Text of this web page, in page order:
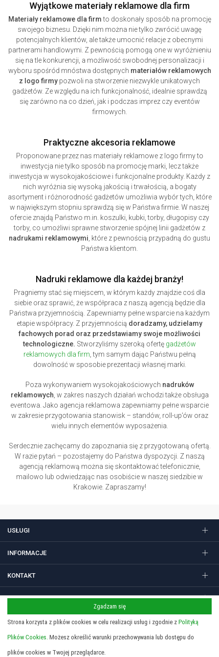
Wyjątkowe materiały reklamowe dla firm
Materiały reklamowe dla firmto doskonały sposób na promocję
swojego biznesu. Dzięki nim można nie tylko zwrócić uwagę
potencjalnych klientów, ale także umocnić relacje z obecnymi
partnerami handlowymi. Z pewnością pomogą one w wyróżnieniu
się na tle konkurencji, a możliwość swobodnej personalizacji i
wyboru spośród mnóstwa dostępnych materiałów reklamowych
z logo firmy pozwoli na stworzenie niezwykle unikatowych
gadżetów. Ze względu na ich funkcjonalność, idealnie sprawdzą
się zarówno na co dzień, jak i podczas imprez czy eventów
firmowych.
Praktyczne akcesoria reklamowe
Proponowane przez nas materiały reklamowe z logo firmy to
inwestycja nie tylko sposób na promocję marki, lecz także
inwestycja w wysokojakościowe i funkcjonalne produkty. Każdy z
nich wyróżnia się wysoką jakością i trwałością, a bogaty
asortyment i różnorodność gadżetów umożliwia wybór tych, które
w największym stopniu sprawdzą się w Państwa firmie. W naszej
ofercie znajdą Państwo m.in. koszulki, kubki, torby, długopisy czy
torby, co umożliwi sprawne stworzenie spójnej linii gadżetów z
nadrukami reklamowymi, które z pewnością przypadną do gustu
Państwa klientom.
Nadruki reklamowe dla każdej branży!
Pragniemy stać się miejscem, w którym każdy znajdzie coś dla
siebie oraz sprawić, że współpraca z naszą agencją będzie dla
Państwa przyjemnością. Zapewniamy pełne wsparcie na każdym
etapie współpracy. Z przyjemnością doradzamy, udzielamy
fachowych porad oraz przedstawiamy swoje możliwości
technologiczne. Stworzyliśmy szeroką ofertę gadżetów
reklamowych dla firm, tym samym dając Państwu pełną
dowolność w sposobie prezentacji własnej marki.
Poza wykonywaniem wysokojakościowych nadruków
reklamowych, w zakres naszych działań wchodzi także obsługa
eventowa. Jako agencja reklamowa zapewniamy pełne wsparcie
w zakresie przygotowania stanowisk – standów, roll-up’ów oraz
wielu innych elementów wyposażenia.
Serdecznie zachęcamy do zapoznania się z przygotowaną ofertą.
W razie pytań – pozostajemy do Państwa dyspozycji. Z naszą
agencją reklamową można się skontaktować telefonicznie,
mailowo lub odwiedzając nas osobiście w naszej siedzibie w
Krakowie. Zapraszamy!
USŁUGI
INFORMACJE
KONTAKT
FOLLOW US
Regulamin
Polityka prywatności i cookies
Copyright 2026 © STUDIO SIEDEM Grzegorz Żółtowski. Gadżety
Zgadzam się
Strona korzysta z plików cookies w celu realizacji usług i zgodnie z Polityką
Plików Cookies. Możesz określić warunki przechowywania lub dostępu do
plików cookies w Twojej przeglądarce.